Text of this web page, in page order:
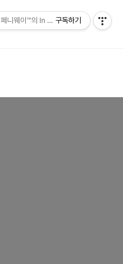
페니웨이™의 In This Film
구독하기